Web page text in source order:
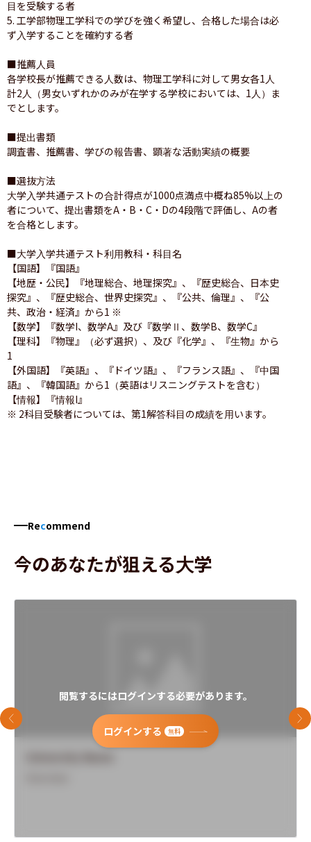
目を受験する者
5. 工学部物理工学科での学びを強く希望し、合格した場合は必
ず入学することを確約する者
■推薦人員
各学校長が推薦できる人数は、物理工学科に対して男女各1人
計2人（男女いずれかのみが在学する学校においては、1人）ま
でとします。
■提出書類
調査書、推薦書、学びの報告書、顕著な活動実績の概要
■選抜方法
大学入学共通テストの合計得点が1000点満点中概ね85%以上の
者について、提出書類をA・B・C・Dの4段階で評価し、Aの者
を合格とします。
■大学入学共通テスト利用教科・科目名
【国語】『国語』
【地歴・公民】『地理総合、地理探究』、『歴史総合、日本史
探究』、『歴史総合、世界史探究』、『公共、倫理』、『公
共、政治・経済』から1 ※
【数学】『数学I、数学A』及び『数学Ⅱ、数学B、数学C』
【理科】『物理』（必ず選択）、及び『化学』、『生物』から
1
【外国語】『英語』、『ドイツ語』、『フランス語』、『中国
語』、『韓国語』から1（英語はリスニングテストを含む）
【情報】『情報I』
※ 2科目受験者については、第1解答科目の成績を用います。
Recommend
今のあなたが狙える大学
閲覧するにはログインする必要があります。
ログインする 無料
前のスライド 次